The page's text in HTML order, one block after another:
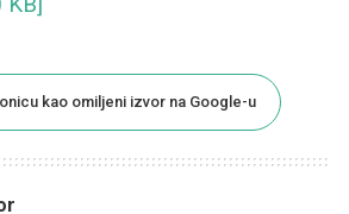
kao omiljeni izvor na Google-u